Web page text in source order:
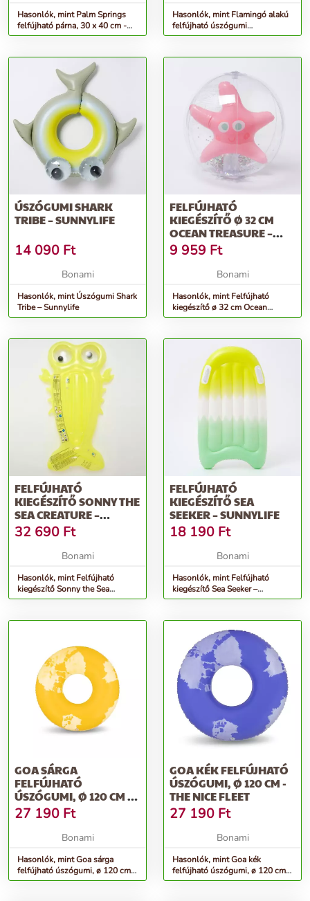
Hasonlók, mint Palm Springs
felfújható párna, 30 x 40 cm -
The Nice Fleet
Hasonlók, mint Flamingó alakú
felfújható úszógumi
gyerekeknek - Big Mouth Inc.
ÚSZÓGUMI SHARK
TRIBE – SUNNYLIFE
14 090 Ft
Bonami
Hasonlók, mint Úszógumi Shark
Tribe – Sunnylife
FELFÚJHATÓ
KIEGÉSZÍTŐ Ø 32 CM
OCEAN TREASURE –
SUNNYLIFE
9 959 Ft
Bonami
Hasonlók, mint Felfújható
kiegészítő ø 32 cm Ocean
Treasure – Sunnylife
FELFÚJHATÓ
KIEGÉSZÍTŐ SONNY THE
SEA CREATURE –
SUNNYLIFE
32 690 Ft
Bonami
Hasonlók, mint Felfújható
kiegészítő Sonny the Sea
Creature – Sunnylife
FELFÚJHATÓ
KIEGÉSZÍTŐ SEA
SEEKER – SUNNYLIFE
18 190 Ft
Bonami
Hasonlók, mint Felfújható
kiegészítő Sea Seeker –
Sunnylife
GOA SÁRGA
FELFÚJHATÓ
ÚSZÓGUMI, Ø 120 CM -
THE NICE FLEET
27 190 Ft
Bonami
Hasonlók, mint Goa sárga
felfújható úszógumi, ø 120 cm -
The Nice Fleet
GOA KÉK FELFÚJHATÓ
ÚSZÓGUMI, Ø 120 CM -
THE NICE FLEET
27 190 Ft
Bonami
Hasonlók, mint Goa kék
felfújható úszógumi, ø 120 cm -
The Nice Fleet